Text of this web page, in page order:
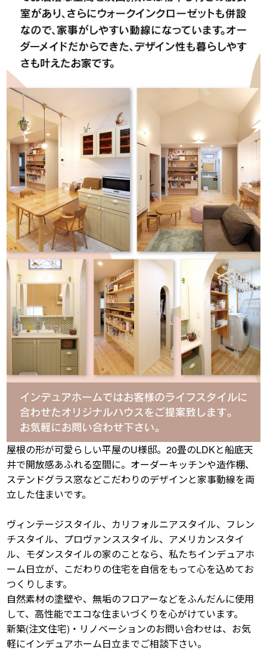
屋根の形が可愛らしい平屋のU様邸。20畳のLDKと船底天
井で開放感あふれる空間に。オーダーキッチンや造作棚、
ステンドグラス窓などこだわりのデザインと家事動線を両
立した住まいです。
ヴィンテージスタイル、カリフォルニアスタイル、フレン
チスタイル、プロヴァンススタイル、アメリカンスタイ
ル、モダンスタイルの家のことなら、私たちインデュアホ
ーム日立が、こだわりの住宅を自信をもって心を込めてお
つくりします。
自然素材の塗壁や、無垢のフロアーなどをふんだんに使用
して、高性能でエコな住まいづくりを心がけています。
新築(注文住宅)・リノベーションのお問い合わせは、お気
軽にインデュアホーム日立までご相談下さい。